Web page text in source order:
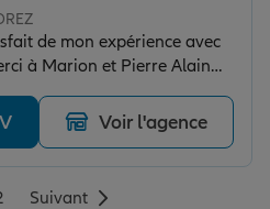
de mon expérience avec
à Marion et Pierre Alain
exemplaire, une belle
leur réactivité et la
toute la différence. Ils
chaque détail avec clarté
parfaitement adaptées à
Voir l'agence
Suivant